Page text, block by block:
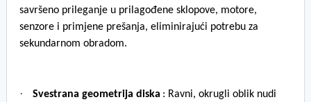
savršeno prileganje u prilagođene sklopove, motore,
senzore i primjene prešanja, eliminirajući potrebu za
sekundarnom obradom.
· Svestrana geometrija diska : Ravni, okrugli oblik nudi